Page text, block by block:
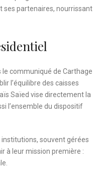
ses partenaires, nourrissant
le communiqué de Carthage
l’équilibre des caisses
Saïed vise directement la
l’ensemble du dispositif
souvent gérées
à leur mission première :